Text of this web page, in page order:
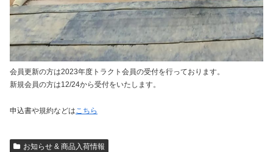
会員更新の方は2023年度トラクト会員の受付を行っております。
新規会員の方は12/24から受付をいたします。
申込書や規約などは こちら
お知らせ & 商品入荷情報